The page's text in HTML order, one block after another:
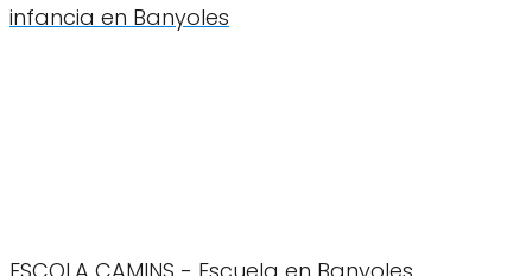
infancia en Banyoles